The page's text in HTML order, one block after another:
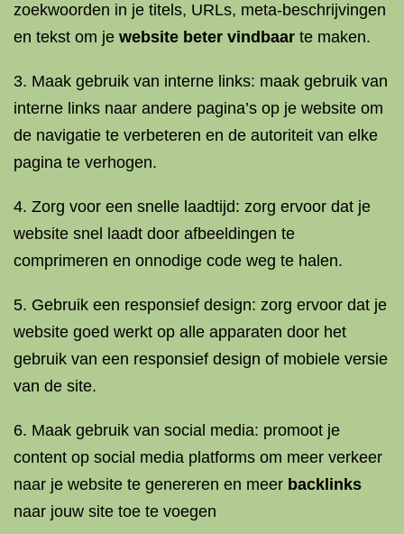
zoekwoorden in je titels, URLs, meta-beschrijvingen
en tekst om je website beter vindbaar te maken.
3. Maak gebruik van interne links: maak gebruik van
interne links naar andere pagina’s op je website om
de navigatie te verbeteren en de autoriteit van elke
pagina te verhogen.
4. Zorg voor een snelle laadtijd: zorg ervoor dat je
website snel laadt door afbeeldingen te
comprimeren en onnodige code weg te halen.
5. Gebruik een responsief design: zorg ervoor dat je
website goed werkt op alle apparaten door het
gebruik van een responsief design of mobiele versie
van de site.
6. Maak gebruik van social media: promoot je
content op social media platforms om meer verkeer
naar je website te genereren en meer backlinks
naar jouw site toe te voegen